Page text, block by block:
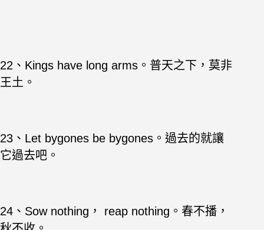
22、Kings have long arms。普天之下，莫非
王土。
23、Let bygones be bygones。過去的就讓
它過去吧。
24、Sow nothing， reap nothing。春不播，